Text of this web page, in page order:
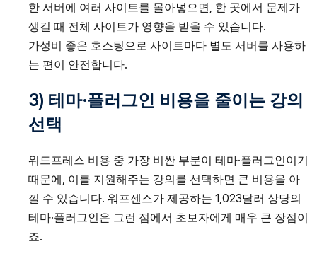
한 서버에 여러 사이트를 몰아넣으면, 한 곳에서 문제가
생길 때 전체 사이트가 영향을 받을 수 있습니다.
가성비 좋은 호스팅으로 사이트마다 별도 서버를 사용하
는 편이 안전합니다.
3) 테마·플러그인 비용을 줄이는 강의
선택
워드프레스 비용 중 가장 비싼 부분이 테마·플러그인이기
때문에, 이를 지원해주는 강의를 선택하면 큰 비용을 아
낄 수 있습니다. 워프센스가 제공하는 1,023달러 상당의
테마·플러그인은 그런 점에서 초보자에게 매우 큰 장점이
죠.